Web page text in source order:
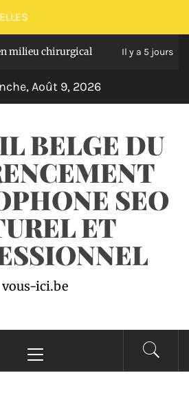
chirurgical Il y a 5 jours
Août 9, 2026
BELGE DU
SEO
ET
vous-ici.be
principal